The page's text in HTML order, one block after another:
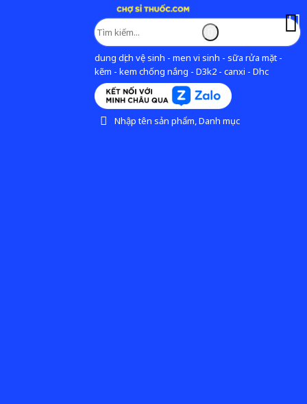
dung dịch vệ sinh - men vi sinh - sữa rửa mặt -
kẽm - kem chống nắng - D3k2 - canxi - Dhc
Nhập tên sản phẩm, Danh mục